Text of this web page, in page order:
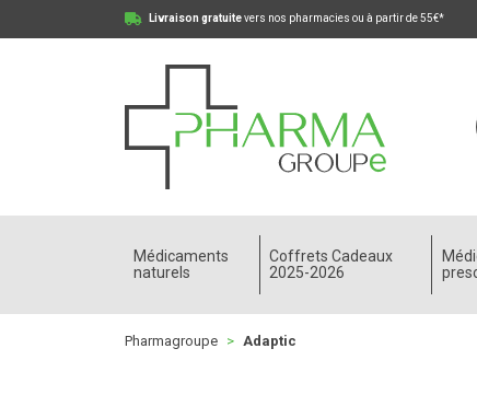
Livraison gratuitevers nos pharmacies ou à partir de 55€*
Pharmagroupe Votre pharmacie en ligne à
Médicaments
naturels
Coffrets Cadeaux
2025-2026
Pharmagroupe Adaptic